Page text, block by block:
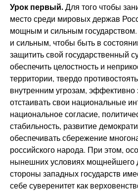
Урок первый.Для того чтобы
место среди мировых держав
мощным и сильным
и сильным, чтобы быть в
защитить свой государственный
обеспечить целостность и
территории, твердо
внутренним угрозам,
отстаивать свои национальные
национальное согласие,
стабильность, развитие
обеспечивать сбережение
российского народа. При этом,
нынешних условиях мощнейшего
стороны западных государств
себе суверенитет как